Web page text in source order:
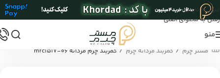
عبور به ناوبری
رفتن به محتوای اصلی
منو
مستر چرم / کمربند مردانه چرم / کمربند چرم مردانه mrc1517-06